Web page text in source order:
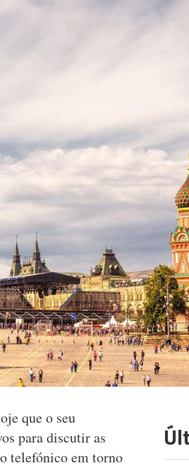
que o seu
para discutir as
telefónico em torno